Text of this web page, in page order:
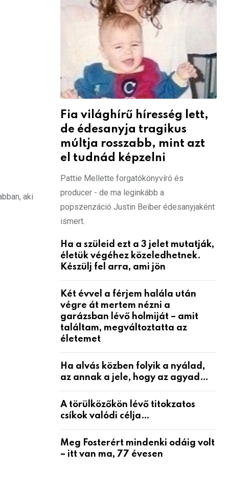
aki
Fia világhírű híresség lett,
de édesanyja tragikus
múltja rosszabb, mint azt
el tudnád képzelni
Pattie Mellette forgatókönyvíró és
producer - de ma leginkább a
popszenzáció Justin Beiber édesanyjaként
ismert.
Ha a szüleid ezt a 3 jelet mutatják,
életük végéhez közeledhetnek.
Készülj fel arra, ami jön
Két évvel a férjem halála után
végre át mertem nézni a
garázsban lévő holmiját – amit
találtam, megváltoztatta az
életemet
Ha alvás közben folyik a nyálad,
az annak a jele, hogy az agyad…
A törülközőkön lévő titokzatos
csíkok valódi célja…
Meg Fosterért mindenki odáig volt
– itt van ma, 77 évesen